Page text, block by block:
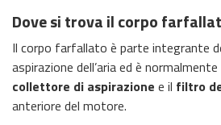
Dove si trova il corpo
Il corpo farfallato è parte integrante
aspirazione dell’aria ed è
collettore di aspirazione e il filtro
anteriore del motore.